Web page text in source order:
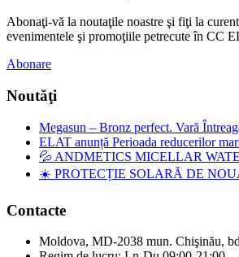
Abonaţi-vă la noutaţile noastre şi fiţi la
evenimentele şi promoţiile petrecute în CC
Abonare
Noutăţi
Megasun – Bronz perfect. Vară
ELAT anunță Perioada reducerilor
💦 ANDMETICS MICELLAR
☀️ PROTECȚIE SOLARĂ DE
Contacte
Moldova, MD-2038 mun. Chişinău,